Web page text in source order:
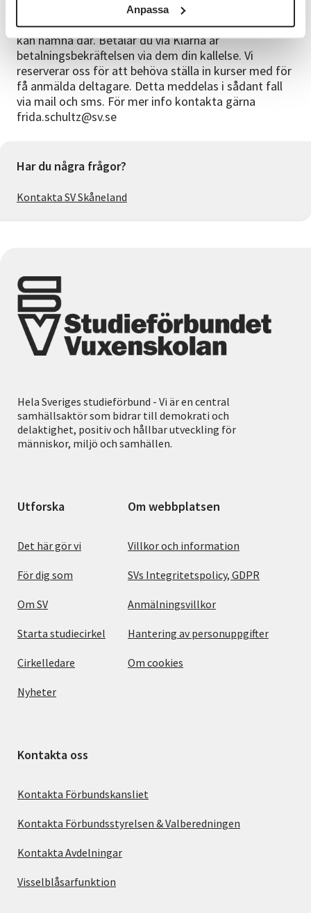
Anpassa
För att spara på vår miljö skickar vi kallelser via e-
post. Håll koll i din skräppost, för kallelsen/fakturan
kan hamna där. Betalar du via Klarna är
betalningsbekräftelsen via dem din kallelse. Vi
reserverar oss för att behöva ställa in kurser med för
få anmälda deltagare. Detta meddelas i sådant fall
via mail och sms. För mer info kontakta gärna
frida.schultz@sv.se
Har du några frågor?
Kontakta SV Skåneland
Hela Sveriges studieförbund - Vi är en central
samhällsaktör som bidrar till demokrati och
delaktighet, positiv och hållbar utveckling för
människor, miljö och samhällen.
Utforska
Det här gör vi
För dig som
Om SV
Starta studiecirkel
Cirkelledare
Nyheter
Om webbplatsen
Villkor och information
SVs Integritetspolicy, GDPR
Anmälningsvillkor
Hantering av personuppgifter
Om cookies
Kontakta oss
Kontakta Förbundskansliet
Kontakta Förbundsstyrelsen & Valberedningen
Kontakta Avdelningar
Visselblåsarfunktion